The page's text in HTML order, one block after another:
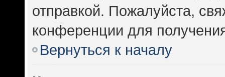
отправкой. Пожалуйста,
конференции для
Вернуться к началу